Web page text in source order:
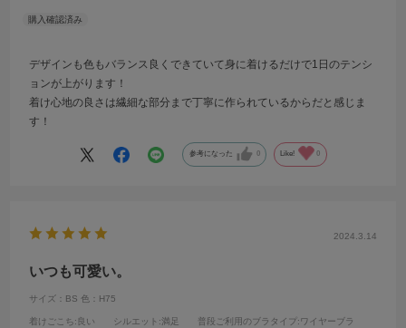
デザインも色もバランス良くできていて身に着けるだけで1日のテンシ
ョンが上がります！
着け心地の良さは繊細な部分まで丁寧に作られているからだと感じま
す！
参考になった 0 Like! 0
2024.3.14
いつも可愛い。
サイズ：BS 色：H75
着けごこち:良い シルエット :満足 普段ご利用のブラタイプ :ワイヤーブラ